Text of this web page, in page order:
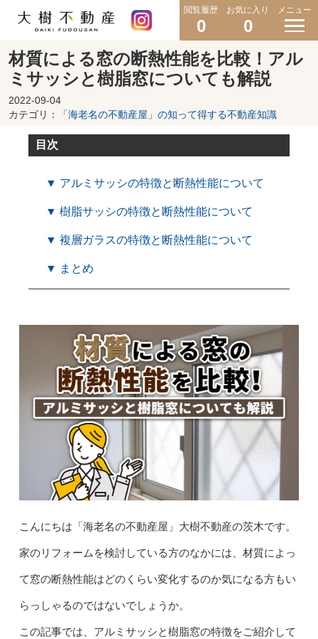
閲覧履歴
0
お気に入り
0
メニュー
材質による窓の断熱性能を比較！アル
ミサッシと樹脂窓についても解説
2022-09-04
カテゴリ：
「海老名の不動産屋」の知って得する不動産知識
目次
▼ アルミサッシの特徴と断熱性能について
▼ 樹脂サッシの特徴と断熱性能について
▼ 複層ガラスの特徴と断熱性能について
▼ まとめ
こんにちは「海老名の不動産屋」大樹不動産の茨木です。
家のリフォームを検討している方のなかには、材質によっ
て窓の断熱性能はどのくらい変化するのか気になる方もい
らっしゃるのではないでしょうか。
この記事では、アルミサッシと樹脂窓の特徴をご紹介して